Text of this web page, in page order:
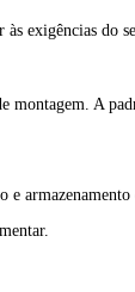
exigências do
montagem. A
e armazenamento